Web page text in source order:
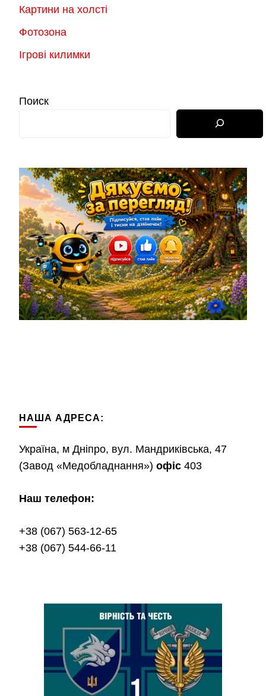
Картини на холсті
Фотозона
Ігрові килимки
Поиск
НАША АДРЕСА:
Україна, м Дніпро, вул. Мандриківська, 47
(Завод «Медобладнання») офіс 403
Наш телефон:
+38 (067) 563-12-65
+38 (067) 544-66-11